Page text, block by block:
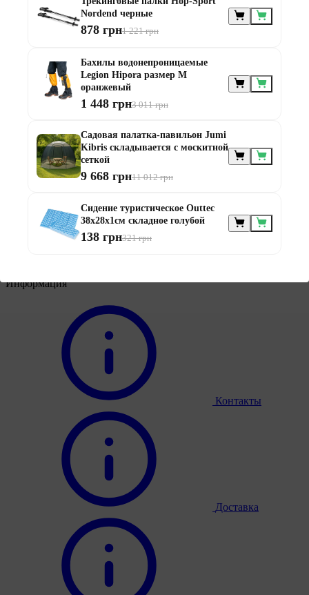
назначению
Мебель для беседки
Мебель для дачи
Мебель для террасы
Информация
Контакты
Доставка
Nordend черные
878 грн1 221 грн
Бахилы водонепроницаемые
Legion Hipora размер М
оранжевый
1 448 грн3 011 грн
Садовая палатка-павильон Jumi
Kibris складывается с москитной
сеткой
9 668 грн11 012 грн
Сидение туристическое Outtec
38x28x1см складное голубой
138 грн321 грн